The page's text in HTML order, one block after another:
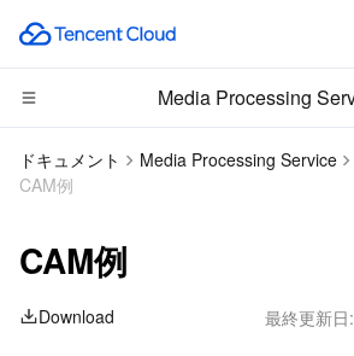
Media Processing
CDN とエッジ プラットフォーム
Tencent Cloud EdgeOne
Content Delivery Network
Enterprise Content Delivery Network
コンピューティング
Cloud Virtual Machine
Tencent Cloud Lighthouse
エッジコンピューティング
Edge Computing Machine
高性能コンピューティング
ドキュメント Media Processing Service
CAM例
CAM例
Download 最終更新日: